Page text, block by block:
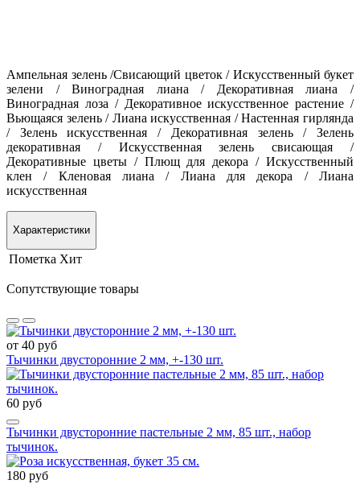
Ампельная зелень /Свисающий цветок / Искусственный букет
зелени / Виноградная лиана / Декоративная лиана /
Виноградная лоза / Декоративное искусственное растение /
Вьющаяся зелень / Лиана искусственная / Настенная гирлянда
/ Зелень искусственная / Декоративная зелень / Зелень
декоративная / Искусственная зелень свисающая /
Декоративные цветы / Плющ для декора / Искусственный
клен / Кленовая лиана / Лиана для декора / Лиана
искусственная
Характеристики
Пометка Хит
Сопутствующие товары
от 40 руб
Тычинки двусторонние 2 мм, +-130 шт.
60 руб
Тычинки двусторонние пастельные 2 мм, 85 шт., набор
тычинок.
180 руб